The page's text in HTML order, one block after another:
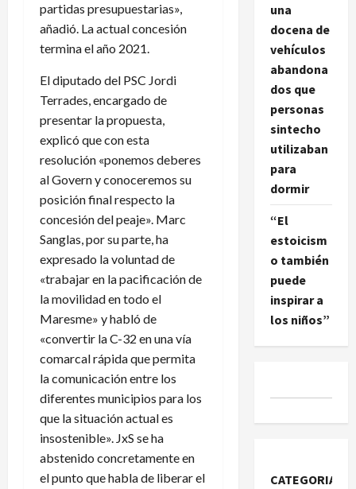
partidas presupuestarias»,
añadió. La actual concesión
termina el año 2021.
El diputado del PSC Jordi
Terrades, encargado de
presentar la propuesta,
explicó que con esta
resolución «ponemos deberes
al Govern y conoceremos su
posición final respecto la
concesión del peaje». Marc
Sanglas, por su parte, ha
expresado la voluntad de
«trabajar en la pacificación de
la movilidad en todo el
Maresme» y habló de
«convertir la C-32 en una vía
comarcal rápida que permita
la comunicación entre los
diferentes municipios para los
que la situación actual es
insostenible». JxS se ha
abstenido concretamente en
el punto que habla de liberar el
una
docena de
vehículos
abandona
dos que
personas
sintecho
utilizaban
para
dormir
“El
estoicism
o también
puede
inspirar a
los niños”
CATEGORIAS